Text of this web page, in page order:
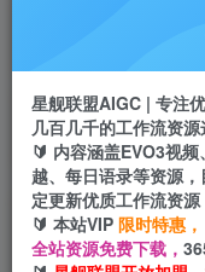
站长招募
推荐
项目周期预估10年
星舰联盟AIGC | 专注
几百几千的工作流资源
🔰 内容涵盖EVO3视
越、每日语录等资源
定更新优质工作流资源
🔰 本站VIP 限时特惠，
全站资源免费下载，